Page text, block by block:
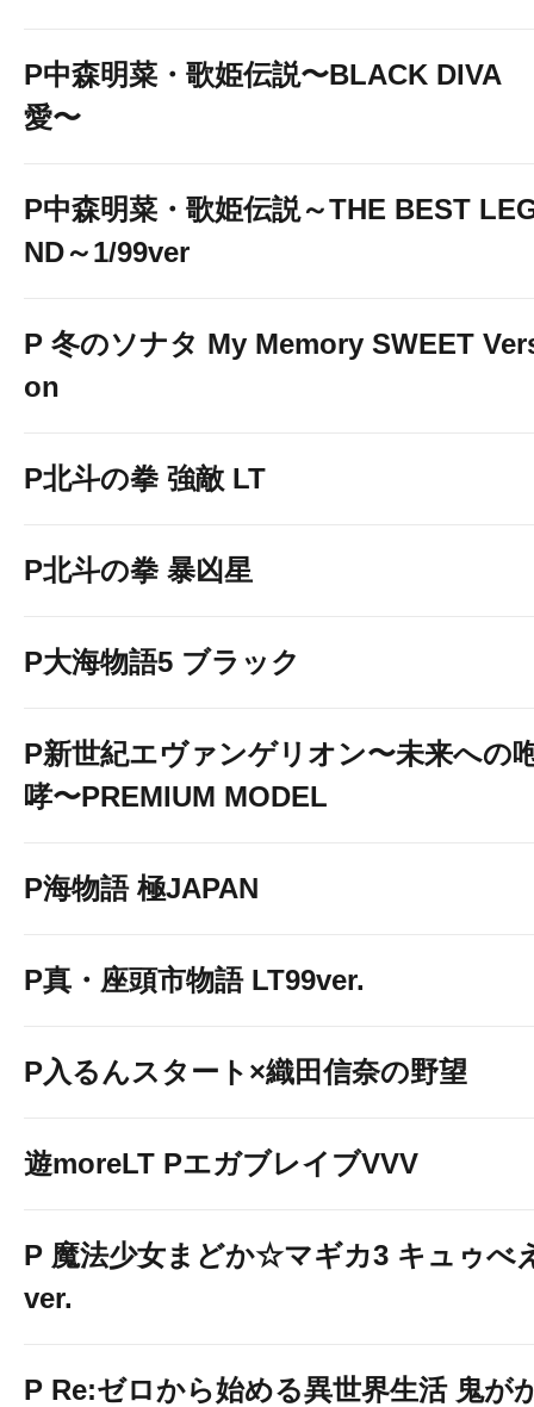
P中森明菜・歌姫伝説〜BLACK DIVA
愛〜
P中森明菜・歌姫伝説～THE BEST
ND～1/99ver
P 冬のソナタ My Memory SWEET
on
P北斗の拳 強敵 LT
P北斗の拳 暴凶星
P大海物語5 ブラック
P新世紀エヴァンゲリオン〜未来への
哮〜PREMIUM MODEL
P海物語 極JAPAN
P真・座頭市物語 LT99ver.
P入るんスタート×織田信奈の野望
遊moreLT PエガブレイブVVV
P 魔法少女まどか☆マギカ3 キュゥべ
ver.
P Re:ゼロから始める異世界生活 鬼が